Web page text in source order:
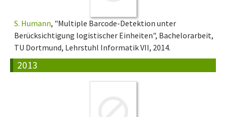
S. Humann, "Multiple Barcode-Detektion unter
Berücksichtigung logistischer Einheiten", Bachelorarbeit,
TU Dortmund, Lehrstuhl Informatik VII, 2014.
2013